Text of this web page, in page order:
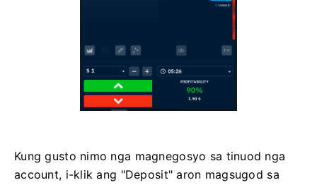
Kung gusto nimo nga magnegosyo sa tinuod nga
account, i-klik ang "Deposit" aron magsugod sa